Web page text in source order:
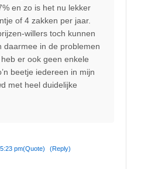
en zo is het nu lekker
of 4 zakken per jaar.
willers toch kunnen
daarmee in de problemen
er ook geen enkele
beetje iedereen in mijn
met heel duidelijke
pm(Quote) (Reply)